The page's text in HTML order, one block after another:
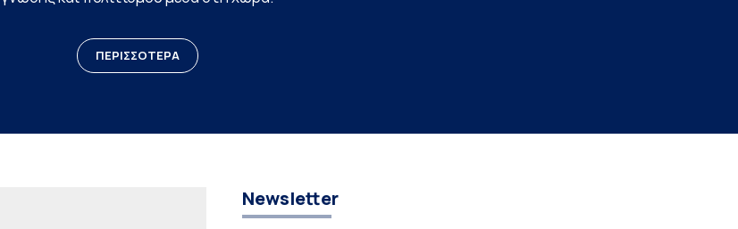
ΠΕΡΙΣΣΟΤΕΡΑ
Newsletter